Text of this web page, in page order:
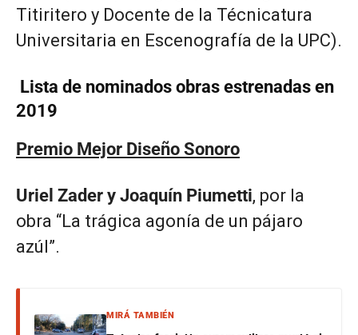
Titiritero y Docente de la Técnicatura
Universitaria en Escenografía de la UPC).
Lista de nominados obras estrenadas en
2019
Premio Mejor Diseño Sonoro
Uriel Zader y Joaquín Piumetti, por la
obra “La trágica agonía de un pájaro
azúl”.
MIRÁ TAMBIÉN